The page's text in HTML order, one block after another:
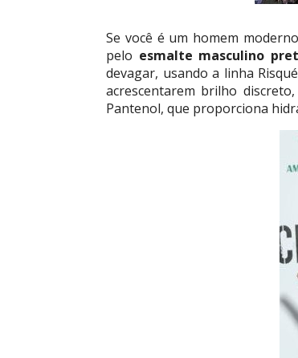
Se você é um homem
pelo esmalte masculino
devagar, usando a linha
acrescentarem brilho
Pantenol, que proporciona